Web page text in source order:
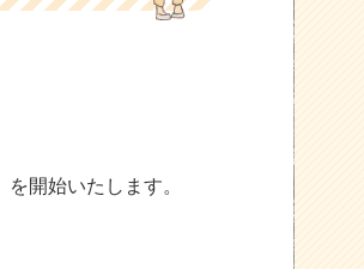
を開始いたします。